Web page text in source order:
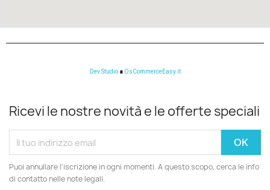
Dev Studio ∎ OsCommerceEasy.it
Ricevi le nostre novità e le offerte speciali
Puoi annullare l'iscrizione in ogni momenti. A questo scopo, cerca le info
di contatto nelle note legali.